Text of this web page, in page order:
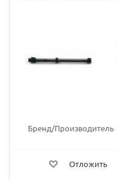
Бренд/Производитель
Отложить